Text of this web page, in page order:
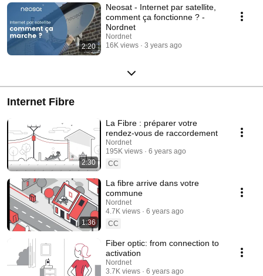
2:20
Neosat - Internet par satellite,
comment ça fonctionne ? -
Nordnet
Nordnet
16K views
3 years ago
Internet Fibre
2:30
La Fibre : préparer votre
rendez-vous de raccordement
Nordnet
195K views
6 years ago
CC
1:36
La fibre arrive dans votre
commune
Nordnet
4.7K views
6 years ago
CC
Fiber optic: from connection to
activation
Nordnet
3.7K views
6 years ago